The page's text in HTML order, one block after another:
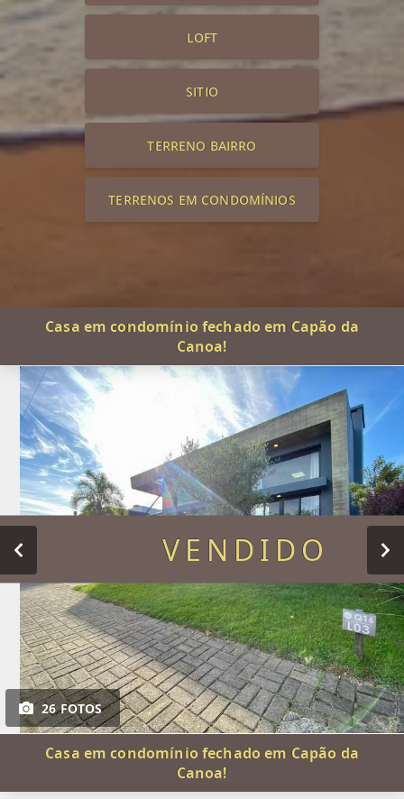
LOFT
SITIO
TERRENO BAIRRO
TERRENOS EM CONDOMÍNIOS
Casa em condomínio fechado em Capão da
Canoa!
26 FOTOS
VENDIDO
Casa em condomínio fechado em Capão da
Canoa!